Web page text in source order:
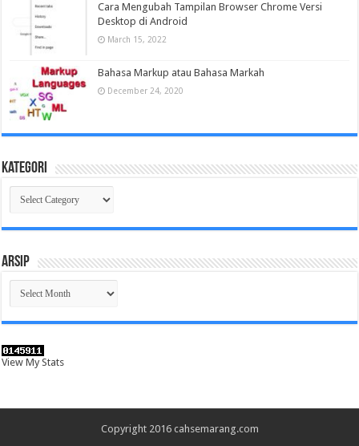
Cara Mengubah Tampilan Browser Chrome Versi
Desktop di Android
March 15, 2022
Bahasa Markup atau Bahasa Markah
December 24, 2020
Kategori
Kategori
Arsip
Arsip
View My Stats
Copyright 2016 cahsemarang.com